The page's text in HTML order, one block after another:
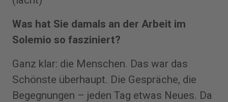
Was hat Sie damals an der Arbeit im
Solemio so fasziniert?
Ganz klar: die Menschen. Das war das
Schönste überhaupt. Die Gespräche, die
Begegnungen – jeden Tag etwas Neues. Da